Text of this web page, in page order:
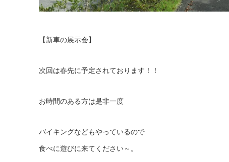
【新車の展示会】
次回は春先に予定されております！！
お時間のある方は是非一度
バイキングなどもやっているので
食べに遊びに来てください～。